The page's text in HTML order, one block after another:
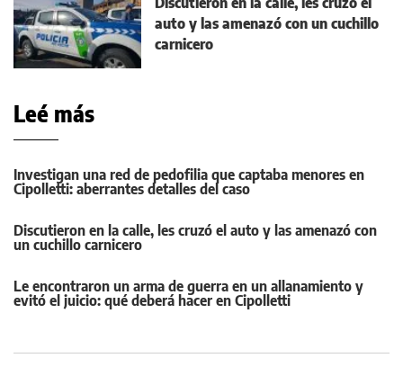
auto y las amenazó con un cuchillo
carnicero
Leé más
Investigan una red de pedofilia que captaba menores en
Cipolletti: aberrantes detalles del caso
Discutieron en la calle, les cruzó el auto y las amenazó con
un cuchillo carnicero
Le encontraron un arma de guerra en un allanamiento y
evitó el juicio: qué deberá hacer en Cipolletti